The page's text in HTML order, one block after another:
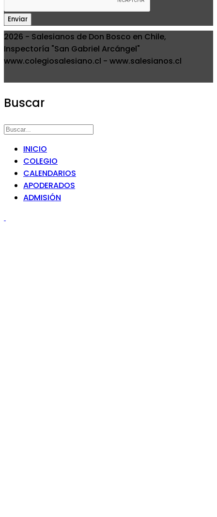
Enviar
2026 - Salesianos de Don Bosco en Chile,
Inspectoría "San Gabriel Arcángel"
www.colegiosalesiano.cl - www.salesianos.cl
Buscar
INICIO
COLEGIO
CALENDARIOS
APODERADOS
ADMISIÓN